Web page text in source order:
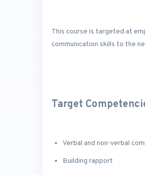
This course is targeted at
communication skills to the
Target
Verbal and non-verbal
Building rapport